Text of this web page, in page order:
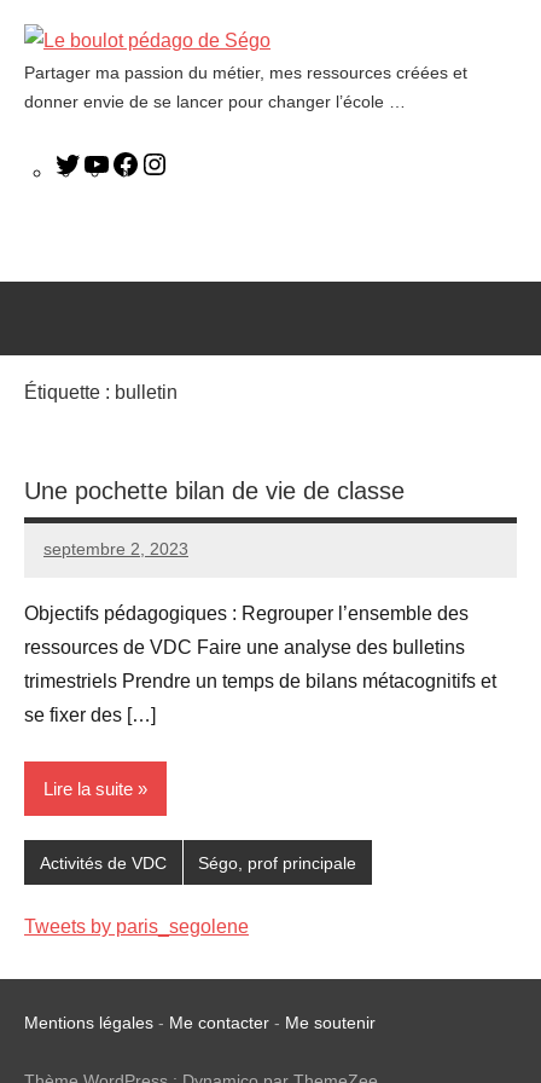
Le
boulot
Partager ma passion du métier, mes ressources créées et
donner envie de se lancer pour changer l’école …
Étiquette : bulletin
Une pochette bilan de vie de classe
septembre 2, 2023
Seg0_La_Vraie
Aucun
Objectifs pédagogiques : Regrouper l’ensemble des
ressources de VDC Faire une analyse des bulletins
trimestriels Prendre un temps de bilans métacognitifs et
se fixer des […]
Lire la suite
Activités de VDC Ségo, prof principale
Tweets by paris_segolene
Mentions légales - Me contacter - Me soutenir